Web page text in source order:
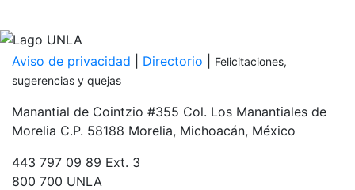
Aviso de privacidad Directorio
Felicitaciones,
sugerencias y quejas
Manantial de Cointzio #355 Col. Los Manantiales de
Morelia C.P. 58188 Morelia, Michoacán, México
443 797 09 89 Ext. 3
800 700 UNLA